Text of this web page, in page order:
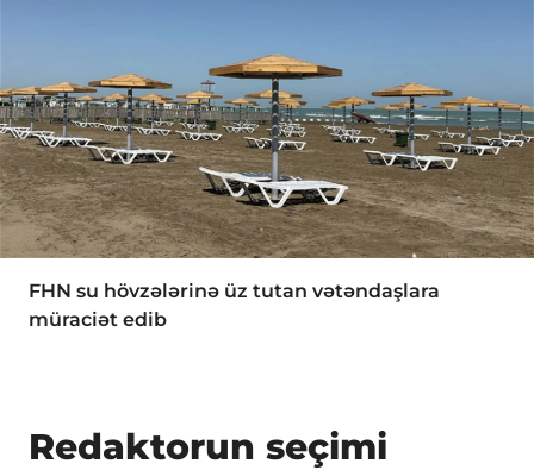
FHN su hövzələrinə üz tutan vətəndaşlara
müraciət edib
Redaktorun seçimi